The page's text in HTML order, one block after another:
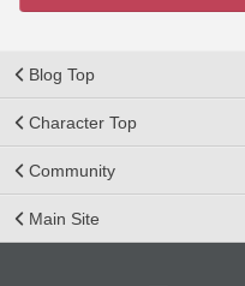
Blog Top
Character Top
Community
Main Site